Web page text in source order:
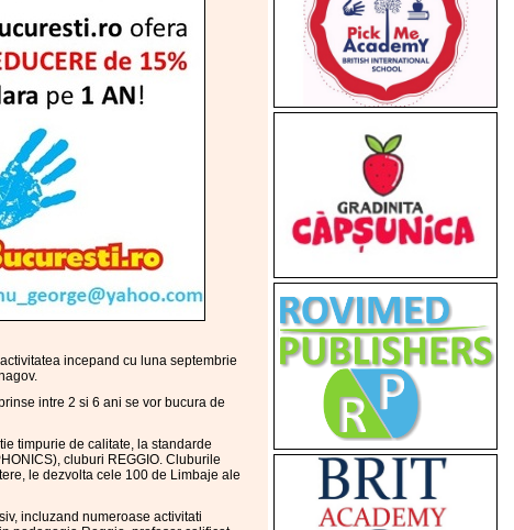
incepand cu luna septembrie
intre 2 si 6 ani se vor bucura de
timpurie de calitate, la standarde
cluburi REGGIO. Cluburile
le dezvolta cele 100 de Limbaje ale
incluzand numeroase activitati